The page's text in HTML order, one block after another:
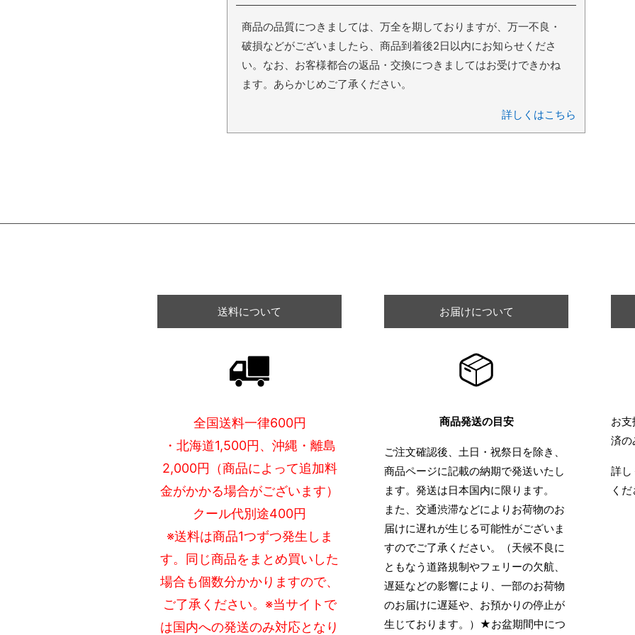
商品の品質につきましては、万全を期しておりますが、万一不良・
破損などがございましたら、商品到着後2日以内にお知らせくださ
い。なお、お客様都合の返品・交換につきましてはお受けできかね
ます。あらかじめご了承ください。
詳しくはこちら
送料について
全国送料一律600円
・北海道1,500円、沖縄・離島
2,000円（商品によって追加料
金がかかる場合がございます）
クール代別途400円
※送料は商品1つずつ発生しま
す。同じ商品をまとめ買いした
場合も個数分かかりますので、
ご了承ください。※当サイトで
は国内への発送のみ対応となり
お届けについて
商品発送の目安
ご注文確認後、土日・祝祭日を除き、
商品ページに記載の納期で発送いたし
ます。発送は日本国内に限ります。
また、交通渋滞などによりお荷物のお
届けに遅れが生じる可能性がございま
すのでご了承ください。（天候不良に
ともなう道路規制やフェリーの欠航、
遅延などの影響により、一部のお荷物
のお届けに遅延や、お預かりの停止が
生じております。）★お盆期間中につ
お
済の
詳し
くだ